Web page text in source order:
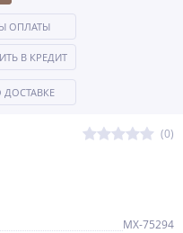
(0)
ОПЛАТЫ
В КРЕДИТ
MX-75294